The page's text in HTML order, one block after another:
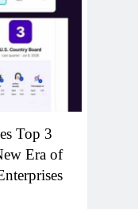
Top 3
Era of